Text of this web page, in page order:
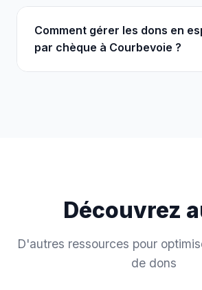
Comment gérer les dons en
par chèque à Courbevoie ?
Découvrez
D'autres ressources pour
de dons